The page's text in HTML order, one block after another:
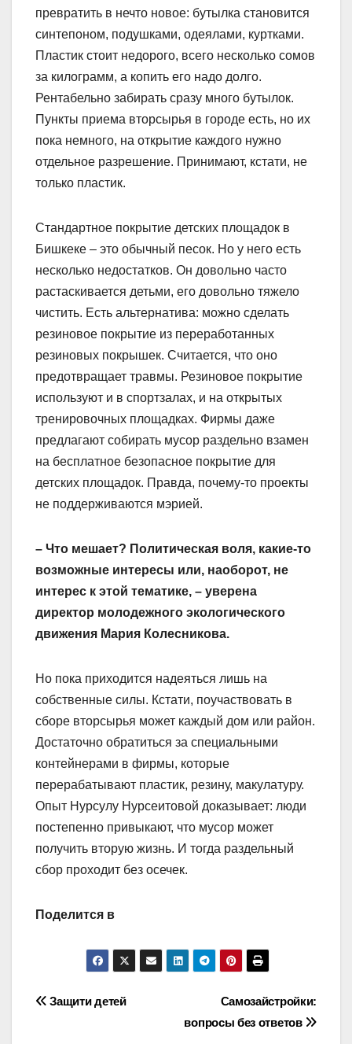
превратить в нечто новое: бутылка становится
синтепоном, подушками, одеялами, курт­ками.
Пластик стоит недорого, всего несколько сомов
за килограмм, а копить его надо долго.
Рентабельно забирать сразу много бутылок.
Пункты приема вторсырья в городе есть, но их
пока немного, на открытие каждого нужно
отдельное разрешение. Принимают, кстати, не
только пластик.
Стандартное покрытие детских площадок в
Бишкеке – это обычный песок. Но у него есть
несколько недостатков. Он довольно часто
растаскивается детьми, его довольно тяжело
чистить. Есть альтернатива: можно сделать
резиновое покрытие из переработанных
резиновых покрышек. Считается, что оно
предотвращает травмы. Резиновое покрытие
используют и в спортзалах, и на открытых
тренировочных площадках. Фирмы даже
предлагают собирать мусор раздельно взамен
на бесплатное безопасное покрытие для
детских площадок. Правда, почему-то проекты
не поддерживаются мэрией.
– Что мешает? Политическая воля, какие-то
возможные интересы или, наоборот, не
интерес к этой тематике, – уверена
директор молодежного экологического
движения Мария Колесникова.
Но пока приходится надеяться лишь на
собственные силы. Кстати, поучаствовать в
сборе вторсырья может каждый дом или район.
Достаточно обратиться за специальными
контейнерами в фирмы, которые
перерабатывают пластик, резину, макулатуру.
Опыт Нурсулу Нурсеитовой доказывает: люди
постепенно привыкают, что мусор может
получить вторую жизнь. И тогда раздельный
сбор проходит без осечек.
Поделится в
Навигация
Самозайстройки:
вопросы без ответов
Защити детей